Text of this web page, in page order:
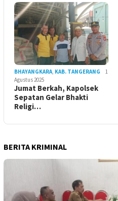
BHAYANGKARA KAB. TANGERANG
1
Agustus 2025
Jumat Berkah, Kapolsek
Sepatan Gelar Bhakti
Religi…
BERITA KRIMINAL